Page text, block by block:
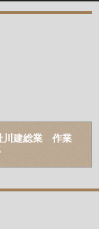
建総業 作業